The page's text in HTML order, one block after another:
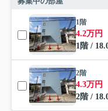
1階
4.2万円
1階 /
2階
4.3万円
2階 /